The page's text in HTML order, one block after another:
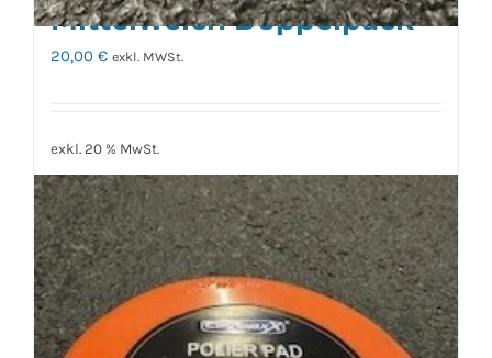
Mittelweich Doppelpack
20,00 € exkl. MWSt.
exkl. 20 % MwSt.
zzgl.Versandkosten
In den Warenkorb Details